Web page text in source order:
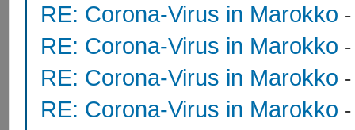
RE: Corona-Virus in Marokko
RE: Corona-Virus in Marokko
RE: Corona-Virus in Marokko
RE: Corona-Virus in Marokko